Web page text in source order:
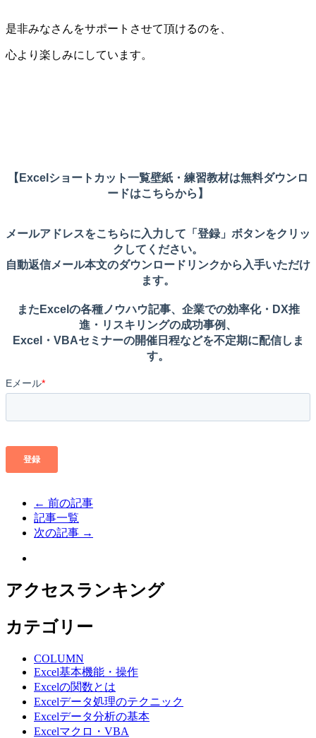
是非みなさんをサポートさせて頂けるのを、
心より楽しみにしています。
← 前の記事
記事一覧
次の記事 →
アクセスランキング
カテゴリー
COLUMN
Excel基本機能・操作
Excelの関数とは
Excelデータ処理のテクニック
Excelデータ分析の基本
Excelマクロ・VBA